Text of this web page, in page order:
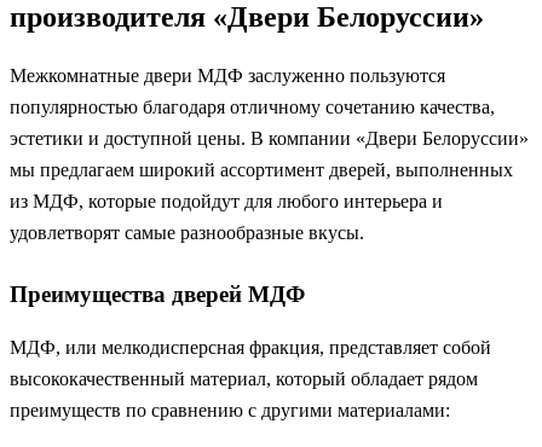
производителя «Двери Белоруссии»
Межкомнатные двери МДФ заслуженно пользуются
популярностью благодаря отличному сочетанию качества,
эстетики и доступной цены. В компании «Двери Белоруссии»
мы предлагаем широкий ассортимент дверей, выполненных
из МДФ, которые подойдут для любого интерьера и
удовлетворят самые разнообразные вкусы.
Преимущества дверей МДФ
МДФ, или мелкодисперсная фракция, представляет собой
высококачественный материал, который обладает рядом
преимуществ по сравнению с другими материалами: